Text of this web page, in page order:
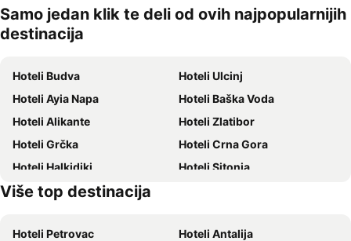
Samo jedan klik te deli od ovih najpopularnijih
destinacija
Hoteli Budva
Hoteli Ulcinj
Hoteli Ayia Napa
Hoteli Baška Voda
Hoteli Alikante
Hoteli Zlatibor
Hoteli Grčka
Hoteli Crna Gora
Hoteli Halkidiki
Hoteli Sitonia
Hoteli Krf
Više top destinacija
Hoteli Petrovac
Hoteli Antalija